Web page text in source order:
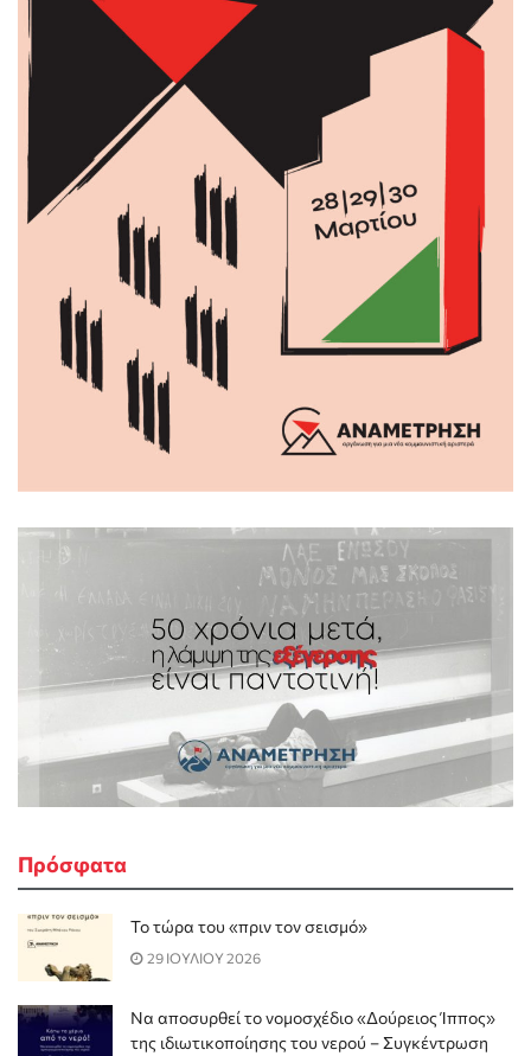
Πρόσφατα
Το τώρα του «πριν τον σεισμό»
29 ΙΟΥΛΙΟΥ 2026
Να αποσυρθεί το νομοσχέδιο «Δούρειος Ίππος»
της ιδιωτικοποίησης του νερού – Συγκέντρωση